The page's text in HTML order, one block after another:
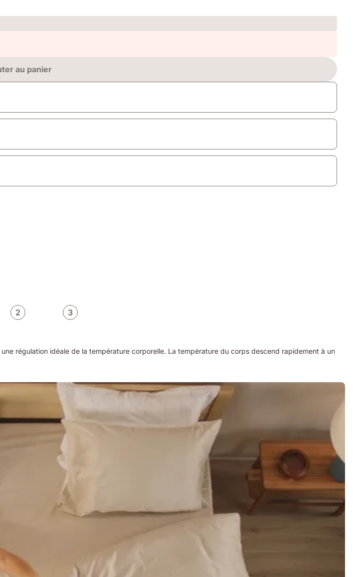
au panier
2 3
régulation idéale de la température corporelle. La température du corps descend rapidement à un